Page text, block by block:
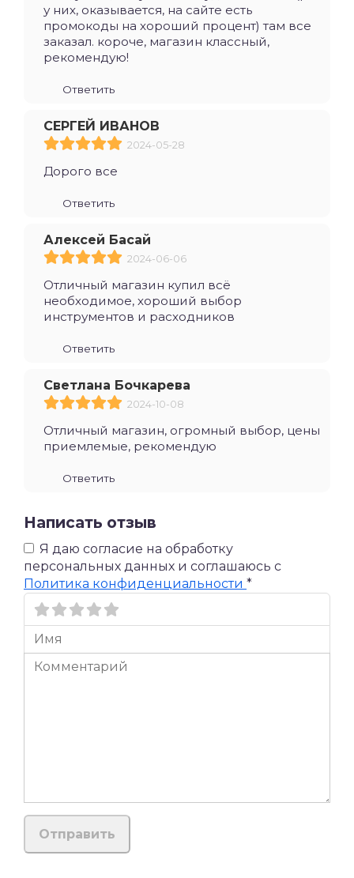
у них, оказывается, на сайте есть
промокоды на хороший процент) там все
заказал. короче, магазин классный,
рекомендую!
Ответить
СЕРГЕЙ ИВАНОВ
2024-05-28
Дорого все
Ответить
Алексей Басай
2024-06-06
Отличный магазин купил всё
необходимое, хороший выбор
инструментов и расходников
Ответить
Светлана Бочкарева
2024-10-08
Отличный магазин, огромный выбор, цены
приемлемые, рекомендую
Ответить
Написать отзыв
Я даю согласие на обработку
персональных данных и соглашаюсь c
Политика конфиденциальности *